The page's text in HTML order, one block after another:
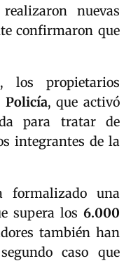
nuevas
confirmaron que
los propietarios
Policía, que activó
para tratar de
integrantes de la
formalizado una
supera los 6.000
también han
caso que